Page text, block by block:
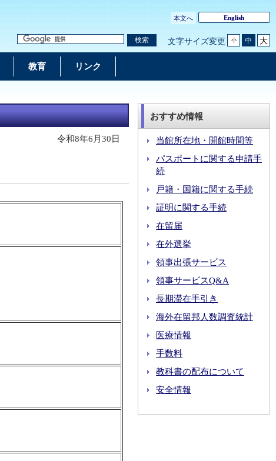
本文へ English
検索 文字サイズ変更 小 中 大
教育 リンク
令和8年6月30日
おすすめ情報
当館所在地・開館時間等
パスポートに関する申請手
続
戸籍・国籍に関する手続
証明に関する手続
在留届
在外選挙
領事出張サービス
領事サービスQ&A
長期滞在手引き
海外在留邦人数調査統計
医療情報
手数料
教科書の配布について
安全情報